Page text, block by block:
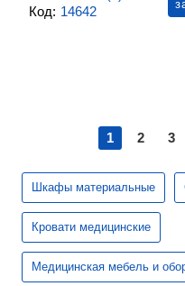
Код: 14642
1 2 3
Шкафы материальные
Кровати медицинские
Медицинская мебель и